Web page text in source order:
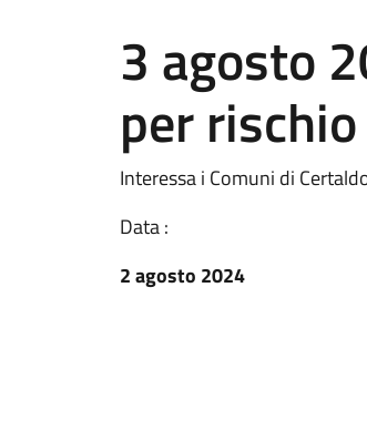
3 agosto
per
Interessa i Comuni di
Data :
2 agosto 2024